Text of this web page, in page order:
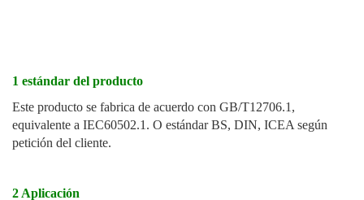
1 estándar del producto
Este producto se fabrica de acuerdo con GB/T12706.1,
equivalente a IEC60502.1. O estándar BS, DIN, ICEA según
petición del cliente.
2 Aplicación